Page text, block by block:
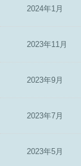
2024年1月
2023年11月
2023年9月
2023年7月
2023年5月